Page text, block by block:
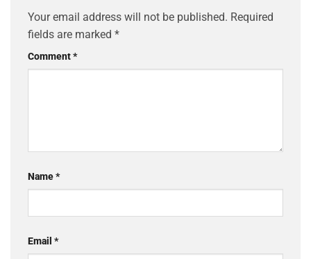
Your email address will not be published. Required
fields are marked *
Comment*
Name*
Email *